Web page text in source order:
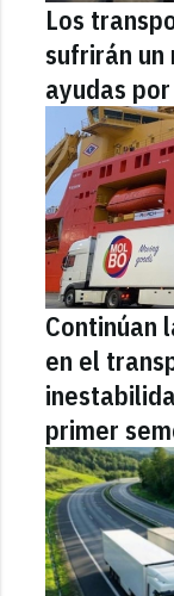
Los
sufrirán un
ayudas
Continúan
en el
primer